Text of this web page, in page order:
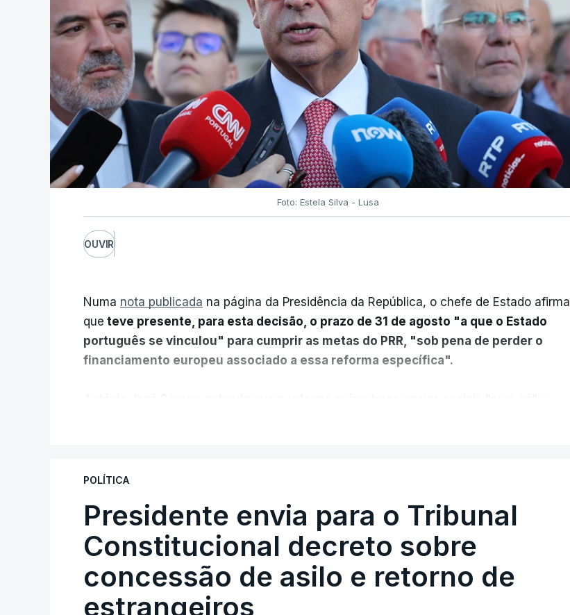
Foto: Estela Silva - Lusa
OUVIR
Numa nota publicada na página da Presidência da República, o chefe de Estado afirma
que teve presente, para esta decisão, o prazo de 31 de agosto "a que o Estado
português se vinculou" para cumprir as metas do PRR, "sob pena de perder o
financiamento europeu associado a essa reforma específica".
os apoios chegam a quem mais necessita, estaremos a dar um passo na direção
Assegurar que "ninguém é prejudicado"
O Preisdente deixa, no entanto, deixa alguns avisos:
POLÍTICA
Presidente envia para o Tribunal
Constitucional decreto sobre
concessão de asilo e retorno de
estrangeiros